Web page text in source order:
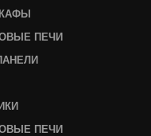
ПЕЧИ
ПЕЧИ